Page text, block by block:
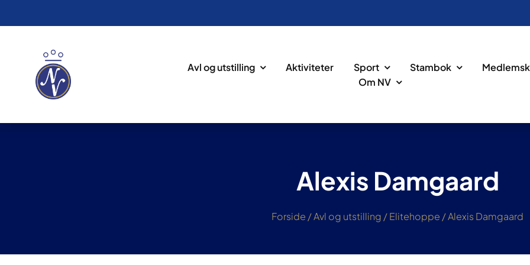
Avl og utstilling Aktiviteter Sport Stambok
Om NV
Alexis Damgaard
Forside /Avl og utstilling /Elitehoppe /Alexis Damgaard